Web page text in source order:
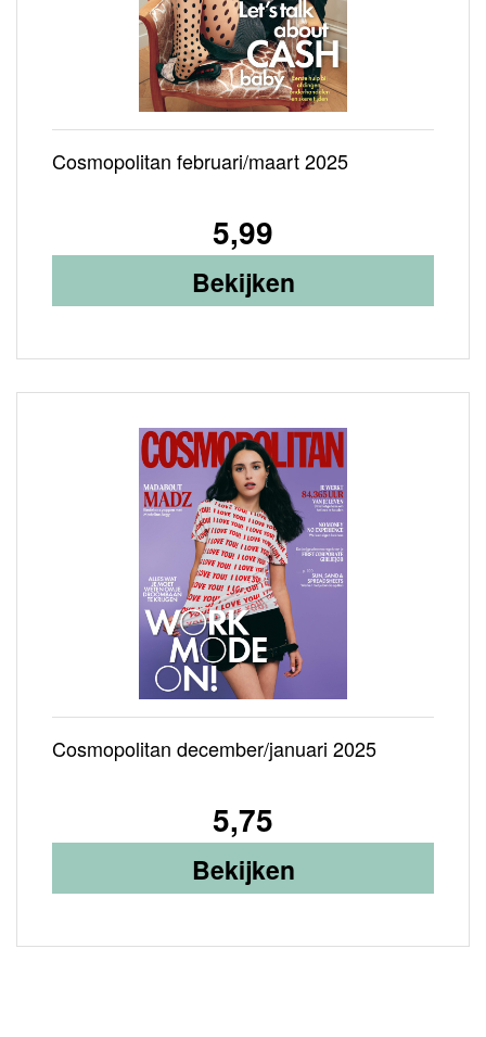
Cosmopolitan februari/maart 2025
5,99
Bekijken
Cosmopolitan december/januari 2025
5,75
Bekijken